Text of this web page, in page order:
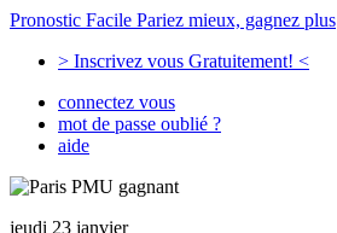
Pronostic Facile Pariez mieux, gagnez plus
> Inscrivez vous Gratuitement! <
connectez vous
mot de passe oublié ?
aide
jeudi 23 janvier